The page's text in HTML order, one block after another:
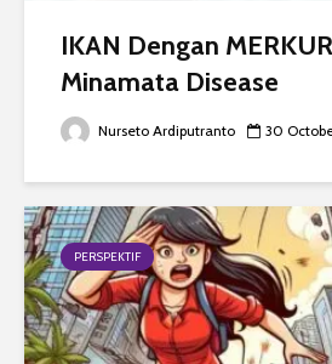
IKAN Dengan
Minamata Disease
Nurseto Ardiputranto 30
PERSPEKTIF